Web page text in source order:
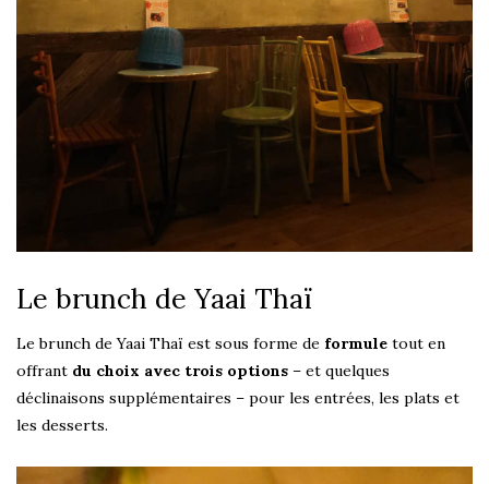
Le brunch de Yaai Thaï
Le brunch de Yaai Thaï est sous forme de formule tout en
offrant du choix avec trois options – et quelques
déclinaisons supplémentaires – pour les entrées, les plats et
les desserts.